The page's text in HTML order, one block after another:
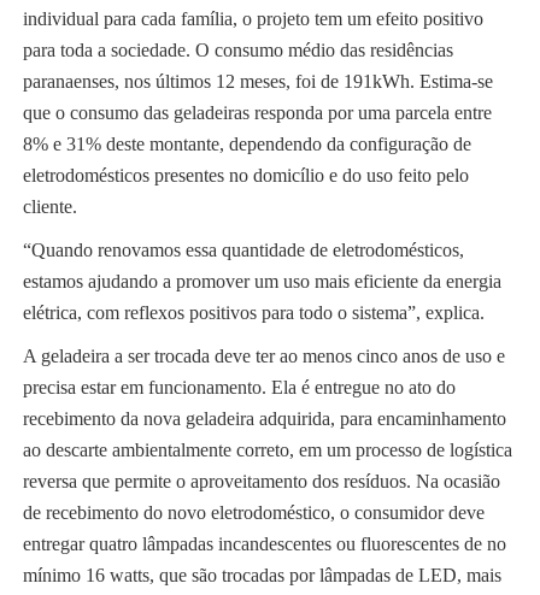
individual para cada família, o projeto tem um efeito positivo
para toda a sociedade. O consumo médio das residências
paranaenses, nos últimos 12 meses, foi de 191kWh. Estima-se
que o consumo das geladeiras responda por uma parcela entre
8% e 31% deste montante, dependendo da configuração de
eletrodomésticos presentes no domicílio e do uso feito pelo
cliente.
“Quando renovamos essa quantidade de eletrodomésticos,
estamos ajudando a promover um uso mais eficiente da energia
elétrica, com reflexos positivos para todo o sistema”, explica.
A geladeira a ser trocada deve ter ao menos cinco anos de uso e
precisa estar em funcionamento. Ela é entregue no ato do
recebimento da nova geladeira adquirida, para encaminhamento
ao descarte ambientalmente correto, em um processo de logística
reversa que permite o aproveitamento dos resíduos. Na ocasião
de recebimento do novo eletrodoméstico, o consumidor deve
entregar quatro lâmpadas incandescentes ou fluorescentes de no
mínimo 16 watts, que são trocadas por lâmpadas de LED, mais